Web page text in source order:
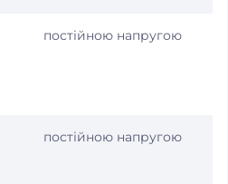
постійною напругою
постійною напругою